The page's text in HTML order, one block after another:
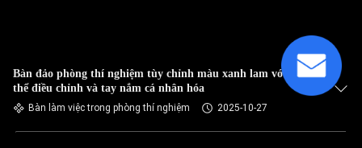
Bàn đảo phòng thí nghiệm tùy chỉnh màu xanh lam với kệ có
thể điều chỉnh và tay nắm cá nhân hóa
Bàn làm việc trong phòng thí nghiệm 2025-10-27